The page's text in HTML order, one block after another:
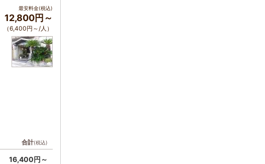
最安料金(税込)
12,800円～
（6,400円～/人）
合計(税込)
16,400円～